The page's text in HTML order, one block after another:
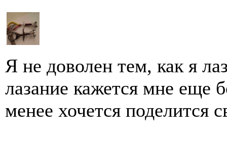
Я не доволен тем, как я
лазание кажется мне еще
менее хочется поделится